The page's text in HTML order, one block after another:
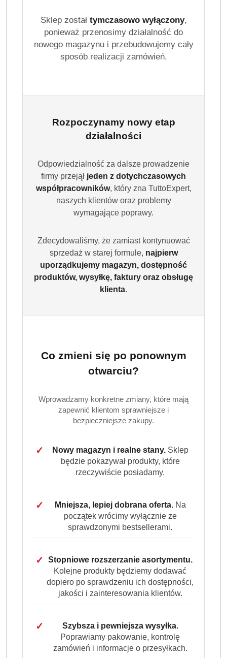
Sklep został tymczasowo wyłączony,
ponieważ przenosimy działalność do
nowego magazynu i przebudowujemy cały
sposób realizacji zamówień.
Rozpoczynamy nowy etap
działalności
Odpowiedzialność za dalsze prowadzenie
firmy przejął jeden z dotychczasowych
współpracowników, który zna TuttoExpert,
naszych klientów oraz problemy
wymagające poprawy.
Zdecydowaliśmy, że zamiast kontynuować
sprzedaż w starej formule, najpierw
uporządkujemy magazyn, dostępność
produktów, wysyłkę, faktury oraz obsługę
klienta.
Co zmieni się po ponownym
otwarciu?
Wprowadzamy konkretne zmiany, które mają
zapewnić klientom sprawniejsze i
bezpieczniejsze zakupy.
✓ Nowy magazyn i realne stany.Sklep
będzie pokazywał produkty, które
rzeczywiście posiadamy.
✓ Mniejsza, lepiej dobrana oferta.Na
początek wrócimy wyłącznie ze
sprawdzonymi bestsellerami.
✓
Stopniowe rozszerzanie asortymentu.
Kolejne produkty będziemy dodawać
dopiero po sprawdzeniu ich dostępności,
jakości i zainteresowania klientów.
✓
Szybsza i pewniejsza wysyłka.
Poprawiamy pakowanie, kontrolę
zamówień i informacje o przesyłkach.